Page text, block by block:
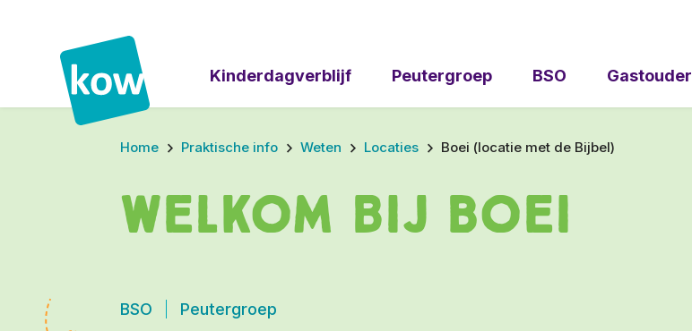
Kinderdagverblijf Peutergroep BSO Gastouder
Home Praktische info Weten Locaties Boei (locatie met de Bijbel)
Welkom bij Boei
BSO Peutergroep